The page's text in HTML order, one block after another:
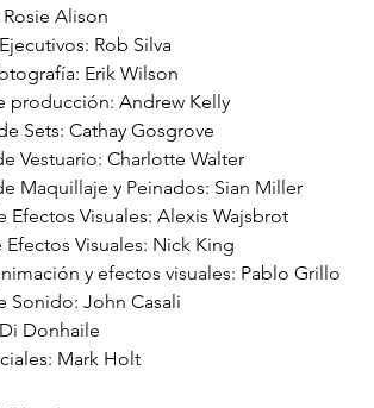
Alison
Rob Silva
Erik Wilson
producción: Andrew Kelly
Sets: Cathay Gosgrove
Vestuario: Charlotte Walter
Maquillaje y Peinados: Sian Miller
Efectos Visuales: Alexis Wajsbrot
Visuales: Nick King
y efectos visuales: Pablo Grillo
Sonido: John Casali
Donhaile
Mark Holt